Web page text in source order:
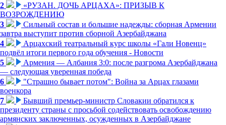
2
«РУЗАН. ДОЧЬ АРЦАХА»: ПРИЗЫВ К
ВОЗРОЖДЕНИЮ
3
Сильный состав и большие надежды: сборная Армении
завтра выступит против сборной Азербайджана
4
Арцахский театральный курс школы «Гали Новенц»
подвёл итоги первого года обучения - Новости
5
Армения — Албания 3:0: после разгрома Азербайджана
— следующая уверенная победа
6
"Страшно бывает потом": Война за Арцах глазами
военкора
7
Бывший премьер-министр Словакии обратился к
президенту страны с просьбой содействовать освобождению
армянских заключенных, осужденных в Азербайджане